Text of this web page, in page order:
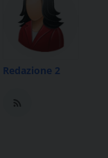
Redazione 2